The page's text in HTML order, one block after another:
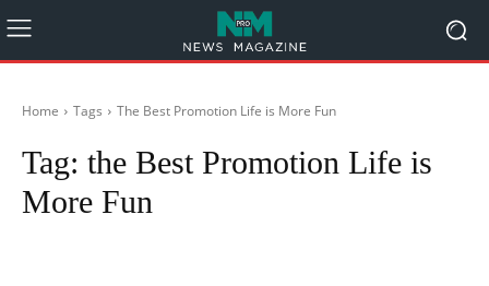
Home Tags The Best Promotion Life is More Fun
Tag: the Best Promotion Life is
More Fun